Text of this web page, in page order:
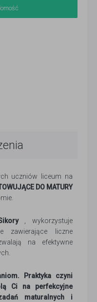
uczniów liceum na
DO MATURY
, wykorzystuje
zawierające liczne
na efektywne
Praktyka czyni
Ci na perfekcyjne
maturalnych i